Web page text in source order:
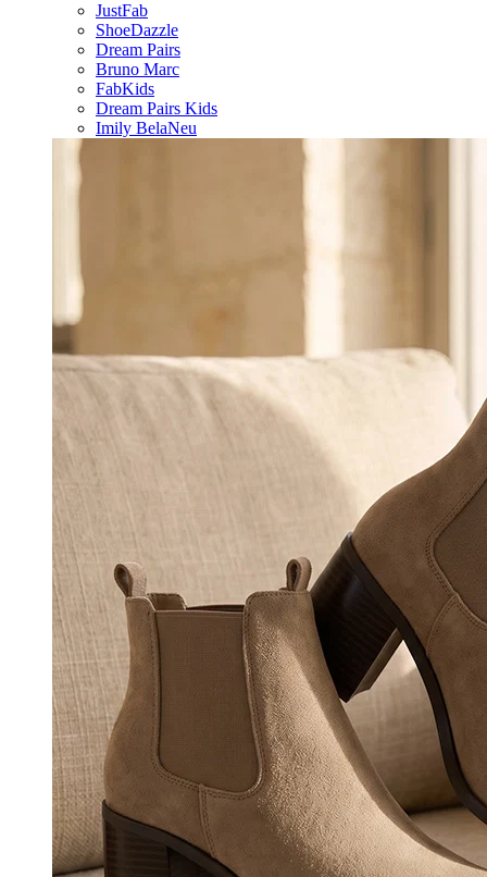
JustFab
ShoeDazzle
Dream Pairs
Bruno Marc
FabKids
Dream Pairs Kids
Imily BelaNeu